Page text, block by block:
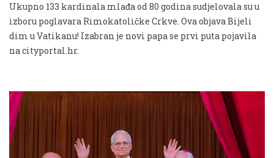
Ukupno 133 kardinala mlađa od 80 godina sudjelovala su u
izboru poglavara Rimokatoličke Crkve. Ova objava Bijeli
dim u Vatikanu! Izabran je novi papa se prvi puta pojavila
na cityportal.hr.